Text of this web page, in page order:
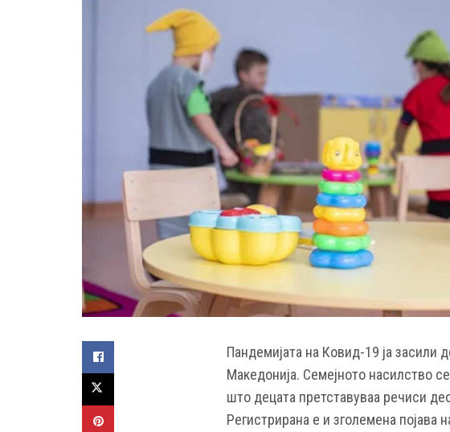
Пандемијата на Ковид-19 ја засили
Македонија. Семејното насилство
што децата претставуваа речиси
Регистрирана е и зголемена појава